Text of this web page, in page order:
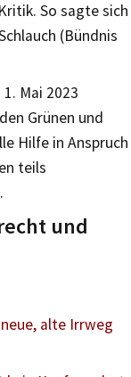
So sagte sich
(Bündnis
Mai 2023
Grünen und
Hilfe in Anspruch
teils
und
alte Irrweg